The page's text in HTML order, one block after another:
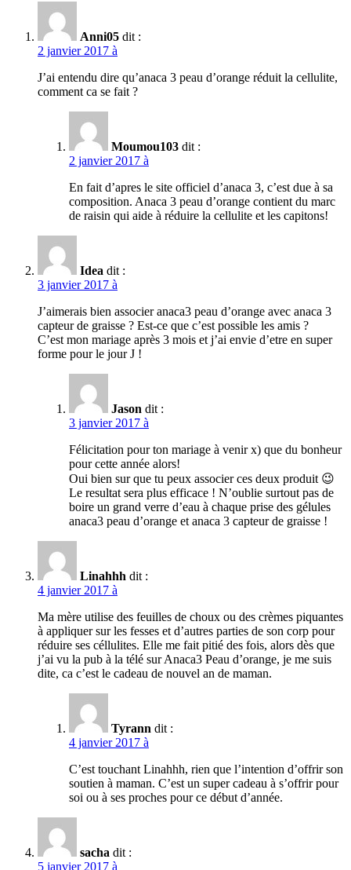
Anni05 dit :
2 janvier 2017 à
J’ai entendu dire qu’anaca 3 peau d’orange réduit la cellulite,
comment ca se fait ?
Moumou103 dit :
2 janvier 2017 à
En fait d’apres le site officiel d’anaca 3, c’est due à sa
composition. Anaca 3 peau d’orange contient du marc
de raisin qui aide à réduire la cellulite et les capitons!
Idea dit :
3 janvier 2017 à
J’aimerais bien associer anaca3 peau d’orange avec anaca 3
capteur de graisse ? Est-ce que c’est possible les amis ?
C’est mon mariage après 3 mois et j’ai envie d’etre en super
forme pour le jour J !
Jason dit :
3 janvier 2017 à
Félicitation pour ton mariage à venir x) que du bonheur
pour cette année alors!
Oui bien sur que tu peux associer ces deux produit 😉
Le resultat sera plus efficace ! N’oublie surtout pas de
boire un grand verre d’eau à chaque prise des gélules
anaca3 peau d’orange et anaca 3 capteur de graisse !
Linahhh dit :
4 janvier 2017 à
Ma mère utilise des feuilles de choux ou des crèmes piquantes
à appliquer sur les fesses et d’autres parties de son corp pour
réduire ses céllulites. Elle me fait pitié des fois, alors dès que
j’ai vu la pub à la télé sur Anaca3 Peau d’orange, je me suis
dite, ca c’est le cadeau de nouvel an de maman.
Tyrann dit :
4 janvier 2017 à
C’est touchant Linahhh, rien que l’intention d’offrir son
soutien à maman. C’est un super cadeau à s’offrir pour
soi ou à ses proches pour ce début d’année.
sacha dit :
5 janvier 2017 à